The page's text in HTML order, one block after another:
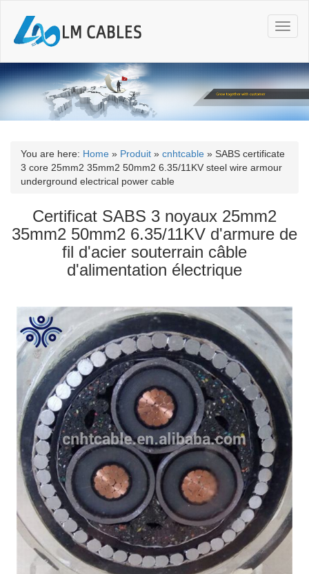
T
o
g
l
n
a
i
n
You are here: Home » Produit » cnhtcable » SABS certificate
3 core 25mm2 35mm2 50mm2 6.35/11KV steel wire armour
underground electrical power cable
Certificat SABS 3 noyaux 25mm2
35mm2 50mm2 6.35/11KV d'armure de
fil d'acier souterrain câble
d'alimentation électrique